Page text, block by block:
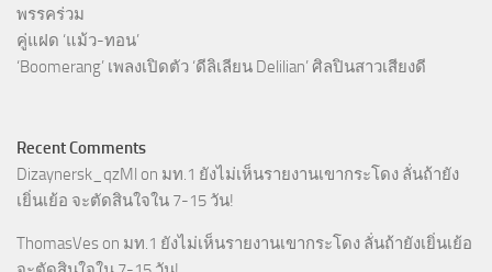
พรรคร่วม
คู่แฝด ‘แม้ว-ทอน’
‘Boomerang’ เพลงเปิดตัว ‘ดีลิเลียน Delilian’ ศิลปินสาวเสียงดี
Recent Comments
Dizaynersk_qzMl on มท.1 ยังไม่เห็นรายงานเขากระโดง ลั่นถ้ายัง
เยิ่นเย้อ จะตัดสินใจใน 7-15 วัน!
ThomasVes on มท.1 ยังไม่เห็นรายงานเขากระโดง ลั่นถ้ายังเยิ่นเย้อ